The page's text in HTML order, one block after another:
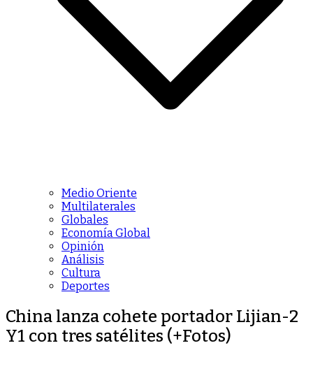
Medio Oriente
Multilaterales
Globales
Economía Global
Opinión
Análisis
Cultura
Deportes
China lanza cohete portador Lijian-2
Y1 con tres satélites (+Fotos)